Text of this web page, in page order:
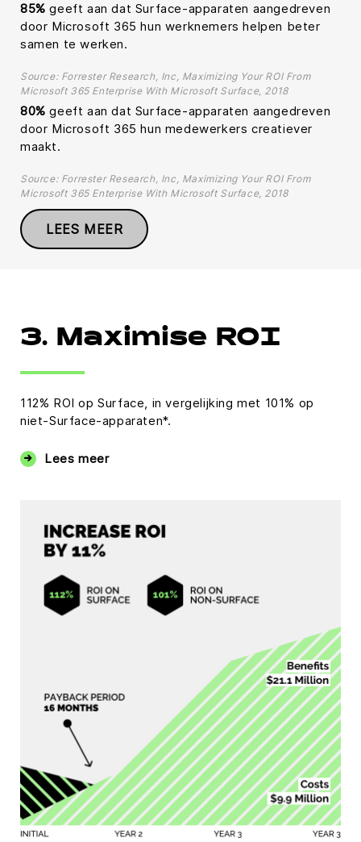
85% geeft aan dat Surface-apparaten aangedreven
door Microsoft 365 hun werknemers helpen beter
samen te werken.
Source: Forrester Research, Inc, Maximizing Your ROI From
Microsoft 365 Enterprise With Microsoft Surface, 2018
80% geeft aan dat Surface-apparaten aangedreven
door Microsoft 365 hun medewerkers creatiever
maakt.
Source: Forrester Research, Inc, Maximizing Your ROI From
Microsoft 365 Enterprise With Microsoft Surface, 2018
LEES MEER
3. Maximise ROI
112% ROI op Surface, in vergelijking met 101% op
niet-Surface-apparaten*.
Lees meer